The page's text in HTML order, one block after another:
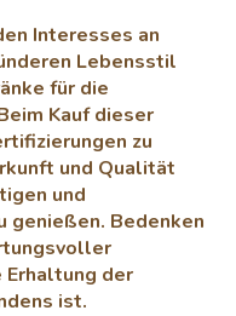
Interesses an
Lebensstil
für die
Kauf dieser
zu
und Qualität
und
genießen. Bedenken
der
ist.